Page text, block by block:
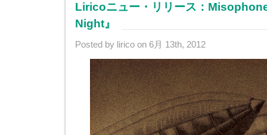
Liricoニュー・リリース：
Night』
Posted by lirico on 6月 13th, 2012